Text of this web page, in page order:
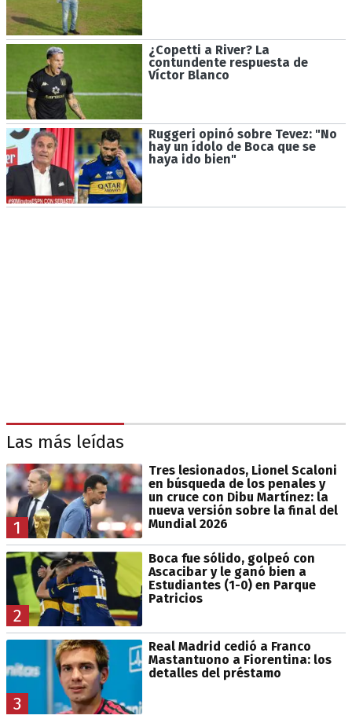
¿Copetti a River? La
contundente respuesta de
Víctor Blanco
Ruggeri opinó sobre Tevez: "No
hay un ídolo de Boca que se
haya ido bien"
Las más leídas
1
Tres lesionados, Lionel Scaloni
en búsqueda de los penales y
un cruce con Dibu Martínez: la
nueva versión sobre la final del
Mundial 2026
2
Boca fue sólido, golpeó con
Ascacibar y le ganó bien a
Estudiantes (1-0) en Parque
Patricios
3
Real Madrid cedió a Franco
Mastantuono a Fiorentina: los
detalles del préstamo